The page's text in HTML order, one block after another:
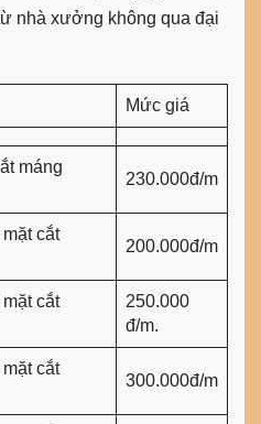
nhà xưởng không qua đại
Mức giá
máng
230.000đ/m
cắt
200.000đ/m
cắt
250.000
đ/m.
cắt
300.000đ/m